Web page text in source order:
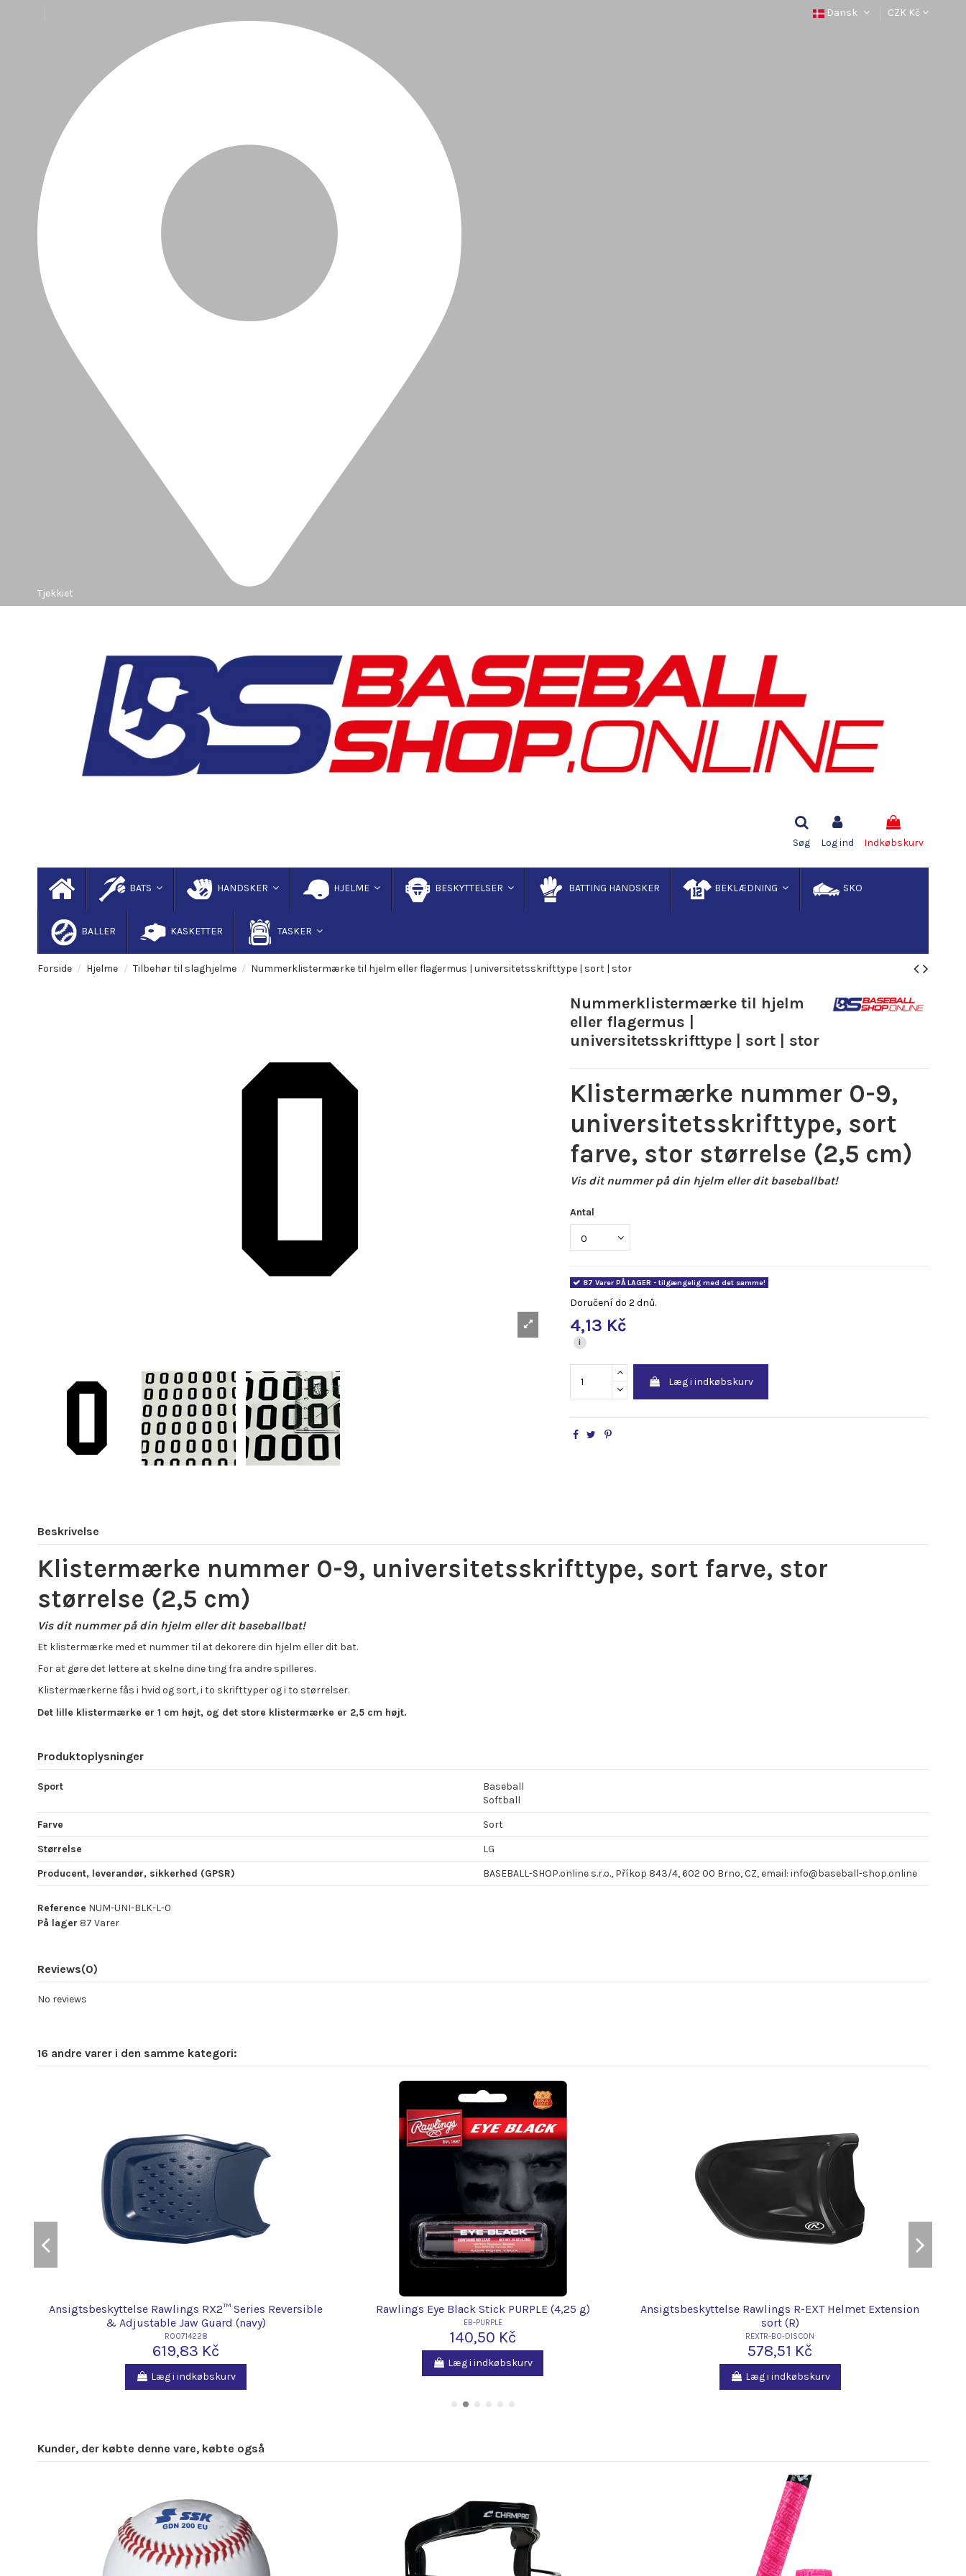
Tjekkiet
Dansk CZK Kč
Søg Log ind Indkøbskurv
BATS HANDSKER HJELME BESKYTTELSER BATTING HANDSKER BEKLÆDNING SKO
BALLER KASKETTER TASKER
Forside Hjelme Tilbehør til slaghjelme Nummerklistermærke til hjelm eller flagermus | universitetsskrifttype | sort | stor
Nummerklistermærke til hjelm
eller flagermus |
universitetsskrifttype | sort | stor
Klistermærke nummer 0-9,
universitetsskrifttype, sort
farve, stor størrelse (2,5 cm)
Vis dit nummer på din hjelm eller dit baseballbat!
Antal
87 Varer PÅ LAGER - tilgængelig med det samme!
Doručení do 2 dnů.
4,13 Kč
i
Læg i indkøbskurv
Beskrivelse
Klistermærke nummer 0-9, universitetsskrifttype, sort farve, stor
størrelse (2,5 cm)
Vis dit nummer på din hjelm eller dit baseballbat!
Et klistermærke med et nummer til at dekorere din hjelm eller dit bat.
For at gøre det lettere at skelne dine ting fra andre spilleres.
Klistermærkerne fås i hvid og sort, i to skrifttyper og i to størrelser.
Det lille klistermærke er 1 cm højt, og det store klistermærke er 2,5 cm højt.
Produktoplysninger
Sport
Baseball
Softball
Farve
Sort
Størrelse
LG
Producent, leverandør, sikkerhed (GPSR)
BASEBALL-SHOP.online s.r.o., Příkop 843/4, 602 00 Brno, CZ, email: info@baseball-shop.online
Reference NUM-UNI-BLK-L-0
På lager 87 Varer
Reviews(0)
No reviews
16 andre varer i den samme kategori:
Ansigtsbeskyttelse Rawlings RX2™ Series Reversible
& Adjustable Jaw Guard (navy)
R00714228
619,83 Kč
Læg i indkøbskurv
Rawlings Eye Black Stick PURPLE (4,25 g)
EB-PURPLE
140,50 Kč
Læg i indkøbskurv
Ansigtsbeskyttelse Rawlings R-EXT Helmet Extension
sort (R)
REXTR-B0-DISCON
578,51 Kč
Læg i indkøbskurv
Kunder, der købte denne vare, købte også